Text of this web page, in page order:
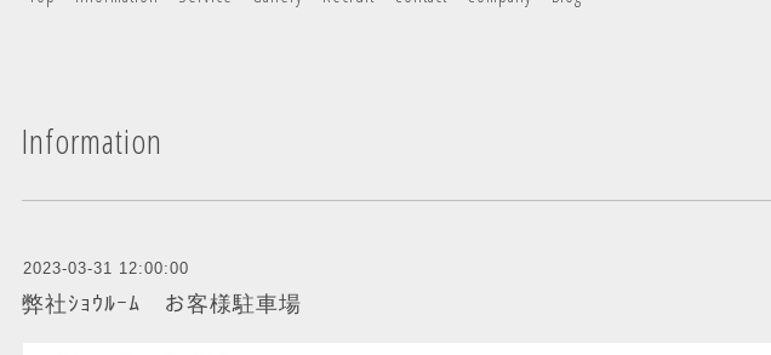
Information
2023-03-31 12:00:00
弊社ｼｮｳﾙｰﾑ お客様駐車場